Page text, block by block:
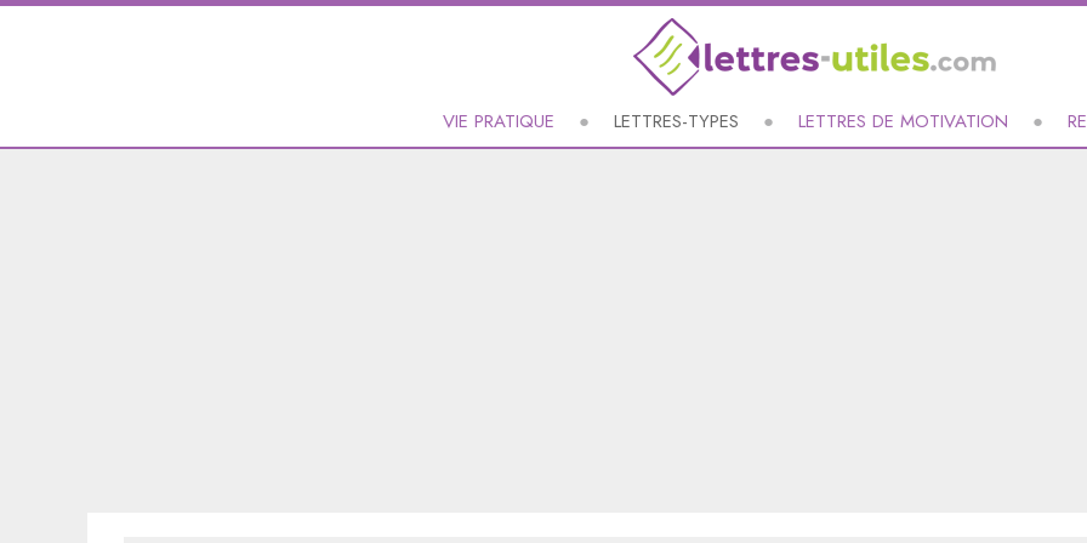
VIE PRATIQUE LETTRES-TYPES LETTRES DE MOTIVATION